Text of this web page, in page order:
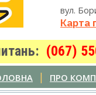
вул.
Карта
(067)
| ПРО